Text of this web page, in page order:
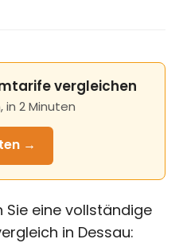
vergleichen
in 2 Minuten
→
Sie eine vollständige
in Dessau: